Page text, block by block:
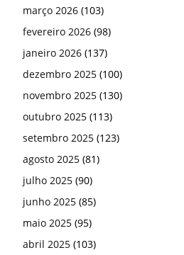
junho 2025(85)
maio 2025(95)
abril 2025(103)
março 2025(112)
fevereiro 2025(118)
janeiro 2025(144)
dezembro 2024 (109)
novembro 2024(110)
outubro 2024(42)
setembro 2024(55)
agosto 2024(117)
julho 2024 (53)